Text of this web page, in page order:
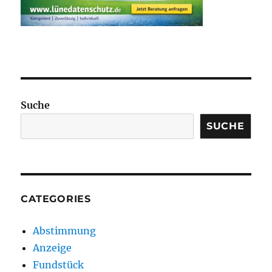
Suche
SUCHE
CATEGORIES
Abstimmung
Anzeige
Fundstück